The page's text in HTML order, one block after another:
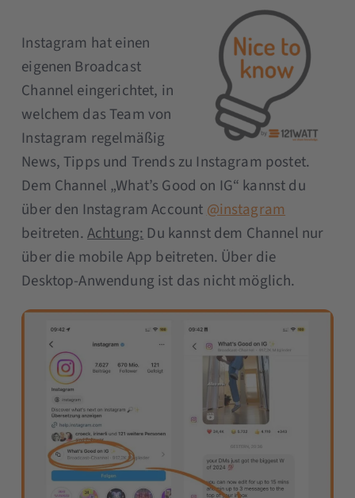
Instagram hat einen
eigenen Broadcast
Channel eingerichtet, in
welchem das Team von
Instagram regelmäßig
News, Tipps und Trends zu Instagram postet.
Dem Channel „What’s Good on IG“ kannst du
über den Instagram Account@instagram
beitreten.Achtung: Du kannst dem Channel nur
über die mobile App beitreten. Über die
Desktop-Anwendung ist das nicht möglich.